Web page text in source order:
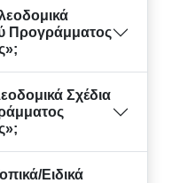
Προγράμματος
Σχέδια
Ειδικά